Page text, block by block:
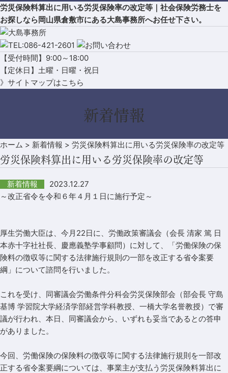
労災保険料算出に用いる労災保険率の改定等｜社会保険労務士を
お探しなら岡山県倉敷市にある大島事務所へお任せ下さい。
【受付時間】9:00～18:00
【定休日】土曜・日曜・祝日
》サイトマップはこちら
新着情報
ホーム > 新着情報 > 労災保険料算出に用いる労災保険率の改定等
労災保険料算出に用いる労災保険率の改定等
新着情報
2023.12.27
～改正省令を令和６年４月１日に施行予定～
厚生労働大臣は、今月22日に、労働政策審議会（会長 清家 篤 日
本赤十字社社長、慶應義塾学事顧問）に対して、「労働保険の保
険料の徴収等に関する法律施行規則の一部を改正する省令案要
綱」について諮問を行いました。
これを受け、同審議会労働条件分科会労災保険部会（部会長 守島
基博 学習院大学経済学部経営学科教授、一橋大学名誉教授）で審
議が行われ、本日、同審議会から、いずれも妥当であるとの答申
がありました。
今回、労働保険の保険料の徴収等に関する法律施行規則を一部改
正する省令案要綱については、事業主が支払う労災保険料算出に